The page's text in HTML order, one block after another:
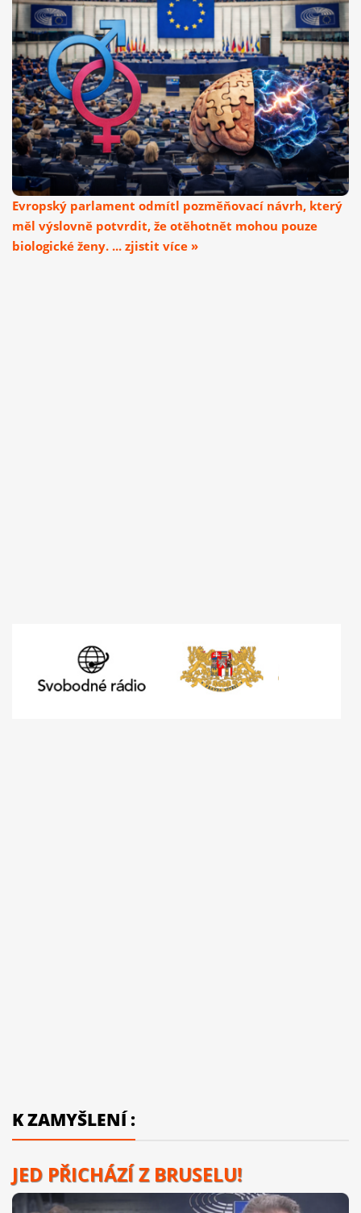
Evropský parlament odmítl pozměňovací návrh, který
měl výslovně potvrdit, že otěhotnět mohou pouze
biologické ženy. ... zjistit více »
K ZAMYŠLENÍ :
JED PŘICHÁZÍ Z BRUSELU!